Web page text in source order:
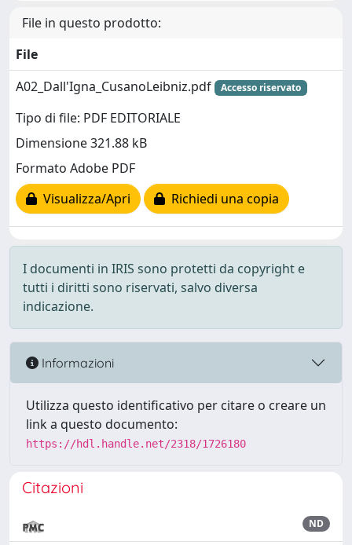
File in questo prodotto:
File
A02_Dall'Igna_CusanoLeibniz.pdf
Accesso riservato
Tipo di file: PDF EDITORIALE
Dimensione 321.88 kB
Formato Adobe PDF
Visualizza/Apri
Richiedi una copia
I documenti in IRIS sono protetti da copyright e
tutti i diritti sono riservati, salvo diversa
indicazione.
Informazioni
Utilizza questo identificativo per citare o creare un
link a questo documento:
https://hdl.handle.net/2318/1726180
Citazioni
ND